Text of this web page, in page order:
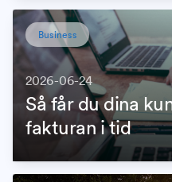
Business
2026-06-24
Så får du dina
fakturan i tid